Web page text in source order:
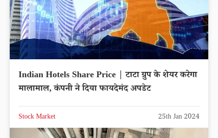
Indian Hotels Share Price | टाटा ग्रुप के शेयर करेगा
मालामाल, कंपनी ने दिया फायदेमंद अपडेट
Stock Market 25th Jan 2024